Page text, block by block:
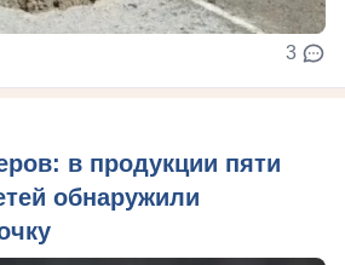
3
в продукции пяти
обнаружили